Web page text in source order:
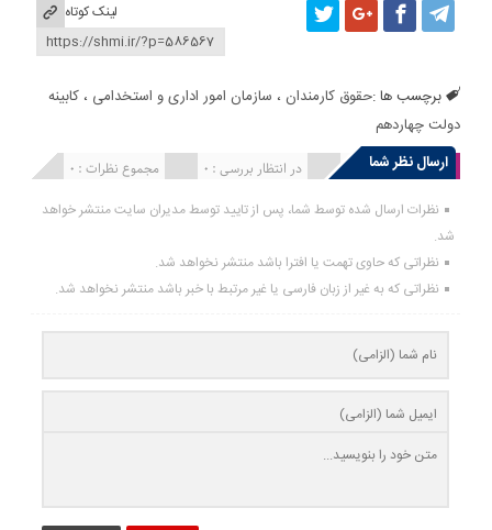
لینک کوتاه
برچسب ها :حقوق کارمندان ، سازمان امور اداری و استخدامی ،کابینه
دولت چهاردهم
ارسال نظر شما
مجموع نظرات : 0 در انتظار بررسی : 0 انتشار یافته : 0
نظرات ارسال شده توسط شما، پس از تایید توسط مدیران سایت منتشر خواهد
شد.
نظراتی که حاوی تهمت یا افترا باشد منتشر نخواهد شد.
نظراتی که به غیر از زبان فارسی یا غیر مرتبط با خبر باشد منتشر نخواهد شد.